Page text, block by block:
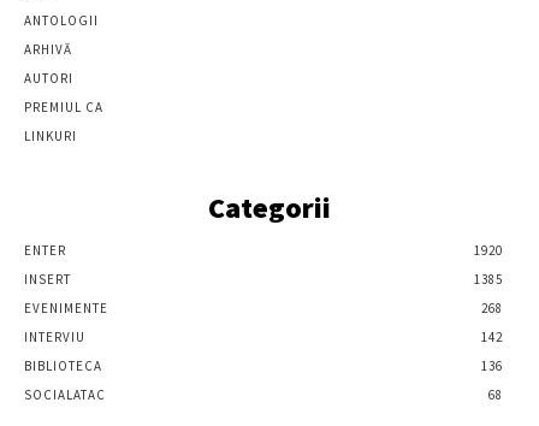
ANTOLOGII
ARHIVĂ
AUTORI
PREMIUL CA
LINKURI
Categorii
ENTER
1920
INSERT
1385
EVENIMENTE
268
INTERVIU
142
BIBLIOTECA
136
SOCIALATAC
68